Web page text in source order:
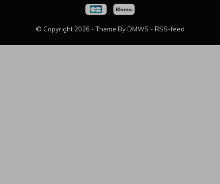
© Copyright 2026 - Theme By DMWS - RSS-feed